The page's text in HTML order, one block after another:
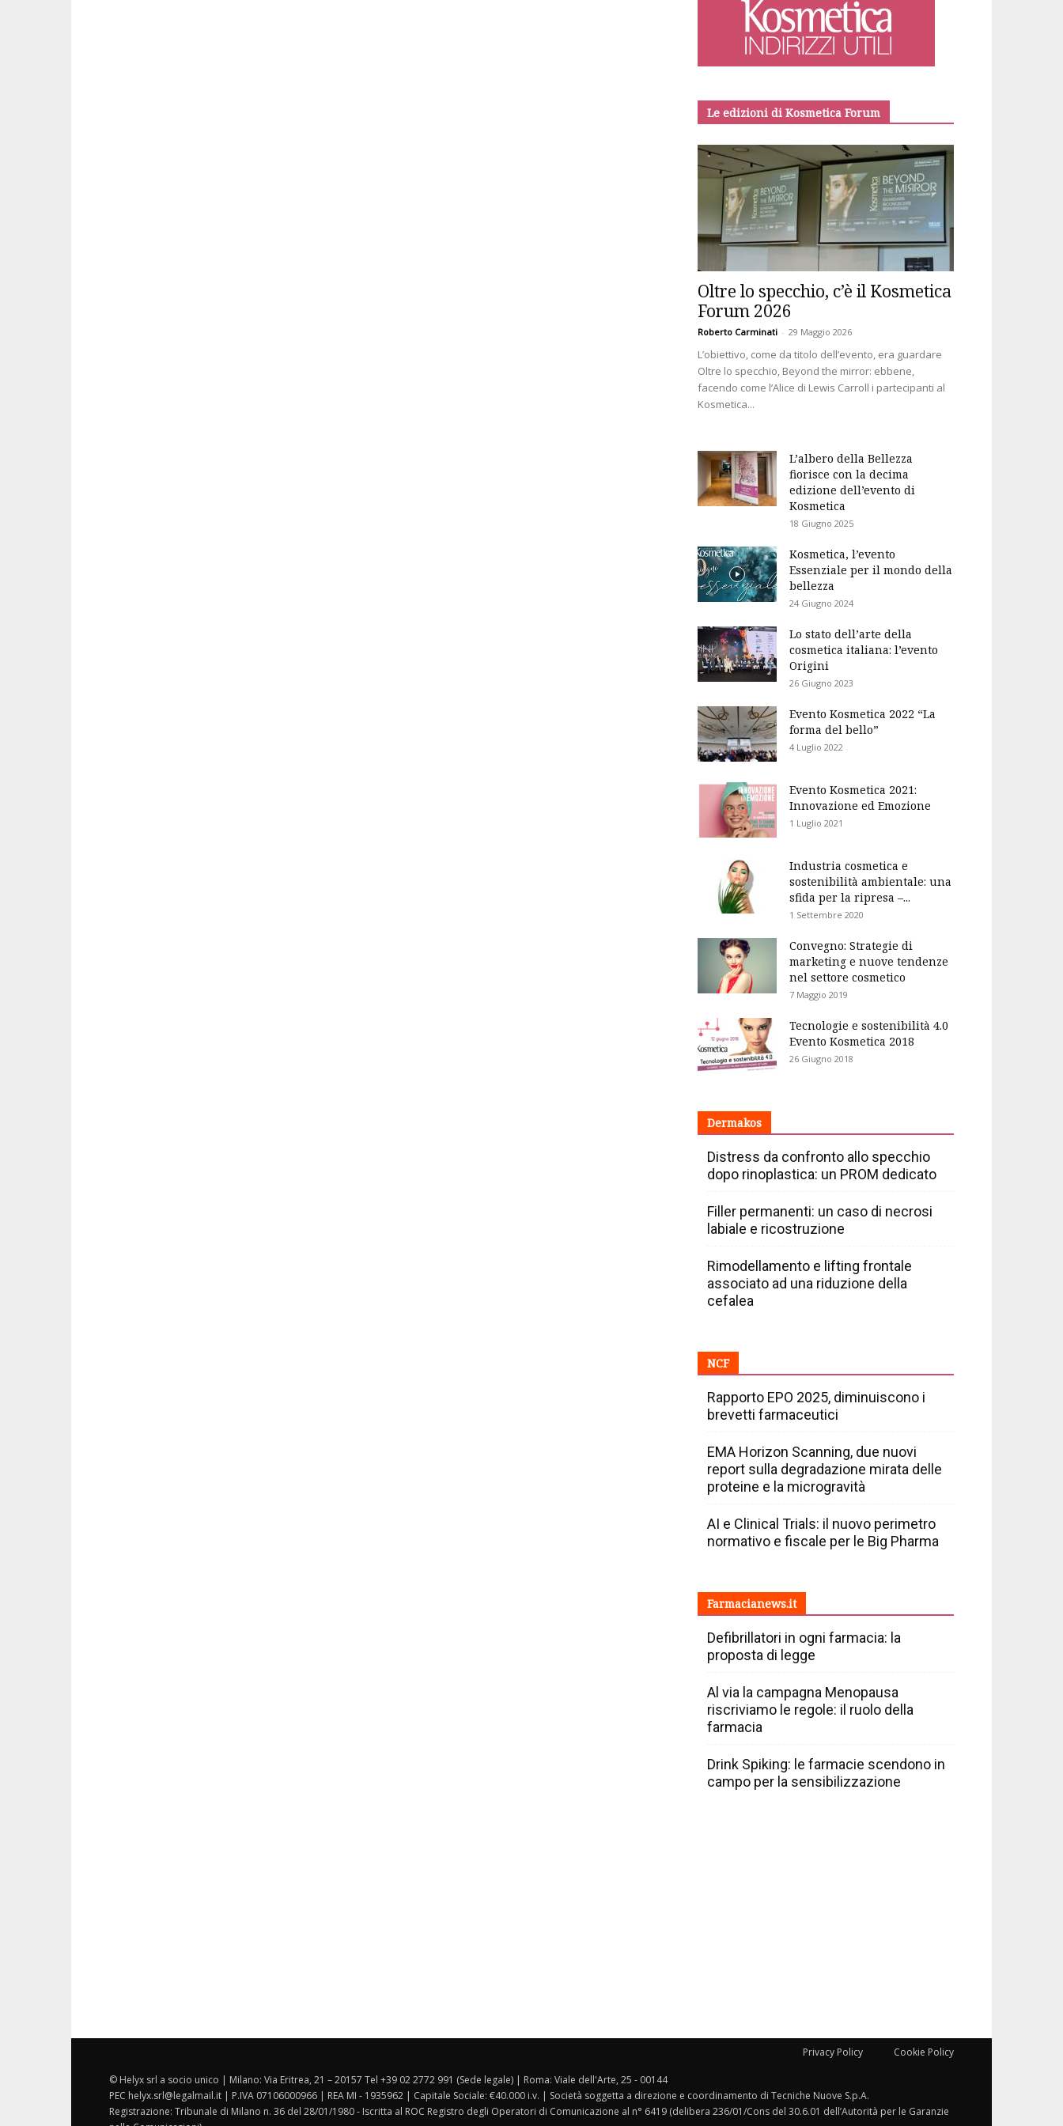
Le edizioni di Kosmetica Forum
Oltre lo specchio, c’è il Kosmetica
Forum 2026
Roberto Carminati - 29 Maggio 2026
L’obiettivo, come da titolo dell’evento, era guardare
Oltre lo specchio, Beyond the mirror: ebbene,
facendo come l’Alice di Lewis Carroll i partecipanti al
Kosmetica...
L’albero della Bellezza
fiorisce con la decima
edizione dell’evento di
Kosmetica
18 Giugno 2025
Kosmetica, l’evento
Essenziale per il mondo della
bellezza
24 Giugno 2024
Lo stato dell’arte della
cosmetica italiana: l’evento
Origini
26 Giugno 2023
Evento Kosmetica 2022 “La
forma del bello”
4 Luglio 2022
Evento Kosmetica 2021:
Innovazione ed Emozione
1 Luglio 2021
Industria cosmetica e
sostenibilità ambientale: una
sfida per la ripresa –...
1 Settembre 2020
Convegno: Strategie di
marketing e nuove tendenze
nel settore cosmetico
7 Maggio 2019
Tecnologie e sostenibilità 4.0
Evento Kosmetica 2018
26 Giugno 2018
Dermakos
Distress da confronto allo specchio
dopo rinoplastica: un PROM dedicato
Filler permanenti: un caso di necrosi
labiale e ricostruzione
Rimodellamento e lifting frontale
associato ad una riduzione della
cefalea
NCF
Rapporto EPO 2025, diminuiscono i
brevetti farmaceutici
EMA Horizon Scanning, due nuovi
report sulla degradazione mirata delle
proteine e la microgravità
AI e Clinical Trials: il nuovo perimetro
normativo e fiscale per le Big Pharma
Farmacianews.it
Defibrillatori in ogni farmacia: la
proposta di legge
Al via la campagna Menopausa
riscriviamo le regole: il ruolo della
farmacia
Drink Spiking: le farmacie scendono in
campo per la sensibilizzazione
Privacy Policy Cookie Policy
© Helyx srl a socio unico | Milano: Via Eritrea, 21 – 20157 Tel +39 02 2772 991 (Sede legale) | Roma: Viale dell'Arte, 25 - 00144
PEC helyx.srl@legalmail.it | P.IVA 07106000966 | REA MI - 1935962 | Capitale Sociale: €40.000 i.v. | Società soggetta a direzione e coordinamento di Tecniche Nuove S.p.A.
Registrazione: Tribunale di Milano n. 36 del 28/01/1980 - Iscritta al ROC Registro degli Operatori di Comunicazione al n° 6419 (delibera 236/01/Cons del 30.6.01 dell’Autorità per le Garanzie